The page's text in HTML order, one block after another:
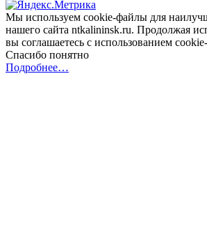
Мы используем cookie-файлы для
нашего сайта ntkalininsk.ru. Продолжая
вы соглашаетесь с использованием
Спасибо понятно
Подробнее…